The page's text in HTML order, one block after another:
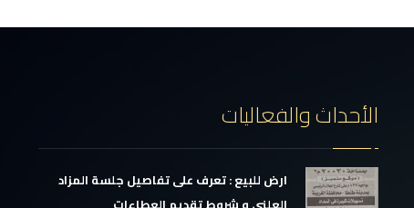
الأحداث والفعاليات
ارض للبيع : تعرف على تفاصيل جلسة المزاد